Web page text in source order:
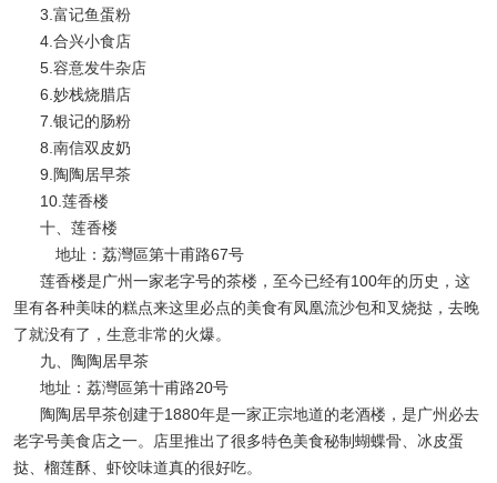
3.富记鱼蛋粉
4.合兴小食店
5.容意发牛杂店
6.妙栈烧腊店
7.银记的肠粉
8.南信双皮奶
9.陶陶居早茶
10.莲香楼
十、莲香楼
地址：荔灣區第十甫路67号
莲香楼是广州一家老字号的茶楼，至今已经有100年的历史，这
里有各种美味的糕点来这里必点的美食有凤凰流沙包和叉烧挞，去晚
了就没有了，生意非常的火爆。
九、陶陶居早茶
地址：荔灣區第十甫路20号
陶陶居早茶创建于1880年是一家正宗地道的老酒楼，是广州必去
老字号美食店之一。店里推出了很多特色美食秘制蝴蝶骨、冰皮蛋
挞、榴莲酥、虾饺味道真的很好吃。